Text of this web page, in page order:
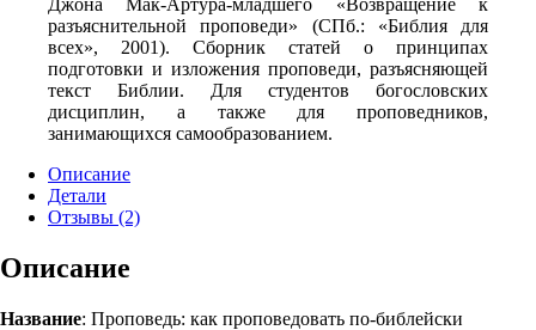
разъяснительной проповеди» (СПб.: «Библия для
всех», 2001). Сборник статей о принципах
подготовки и изложения проповеди, разъясняющей
текст Библии. Для студентов богословских
дисциплин, а также для проповедников,
занимающихся самообразованием.
Описание
Детали
Отзывы (2)
Описание
Название: Проповедь: как проповедовать по-библейски